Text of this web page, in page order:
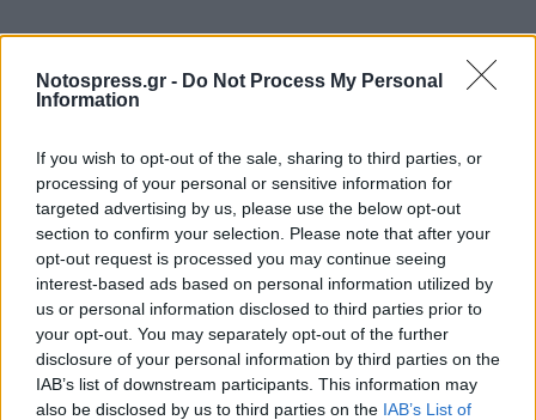
Notospress.gr - Do Not Process My Personal
Information
If you wish to opt-out of the sale, sharing to third parties, or
processing of your personal or sensitive information for
targeted advertising by us, please use the below opt-out
section to confirm your selection. Please note that after your
opt-out request is processed you may continue seeing
interest-based ads based on personal information utilized by
us or personal information disclosed to third parties prior to
your opt-out. You may separately opt-out of the further
disclosure of your personal information by third parties on the
IAB’s list of downstream participants. This information may
also be disclosed by us to third parties on the IAB’s List of